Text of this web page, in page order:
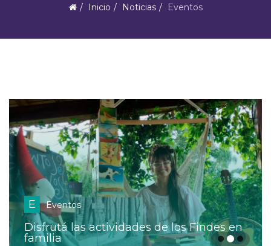
Inicio Noticias Eventos
E Eventos
Disfrutá las actividades de los Findes en
familia